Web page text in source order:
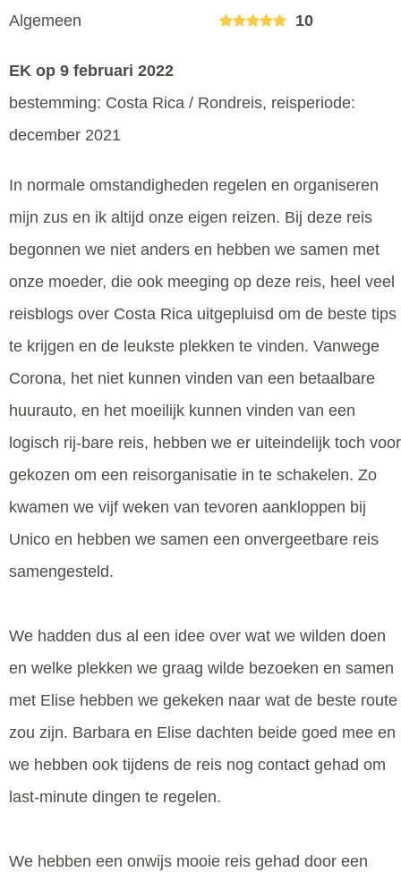
Algemeen 10
EK op 9 februari 2022
bestemming: Costa Rica / Rondreis, reisperiode:
december 2021
In normale omstandigheden regelen en organiseren
mijn zus en ik altijd onze eigen reizen. Bij deze reis
begonnen we niet anders en hebben we samen met
onze moeder, die ook meeging op deze reis, heel veel
reisblogs over Costa Rica uitgepluisd om de beste tips
te krijgen en de leukste plekken te vinden. Vanwege
Corona, het niet kunnen vinden van een betaalbare
huurauto, en het moeilijk kunnen vinden van een
logisch rij-bare reis, hebben we er uiteindelijk toch voor
gekozen om een reisorganisatie in te schakelen. Zo
kwamen we vijf weken van tevoren aankloppen bij
Unico en hebben we samen een onvergeetbare reis
samengesteld.
We hadden dus al een idee over wat we wilden doen
en welke plekken we graag wilde bezoeken en samen
met Elise hebben we gekeken naar wat de beste route
zou zijn. Barbara en Elise dachten beide goed mee en
we hebben ook tijdens de reis nog contact gehad om
last-minute dingen te regelen.
We hebben een onwijs mooie reis gehad door een